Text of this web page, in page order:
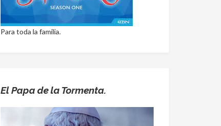
Para toda la familia.
El Papa de la Tormenta.